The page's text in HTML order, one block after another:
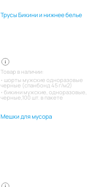
Трусы Бикини и нижнее белье
Товар в наличии:
шорты мужские одноразовые
черные (спанбонд 45 г/м2)
бикини мужские, одноразовые,
черные,100 шт. в пакете
Мешки для мусора